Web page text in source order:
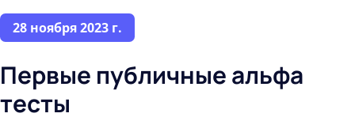
28 ноября 2023 г.
Первые публичные альфа
тесты